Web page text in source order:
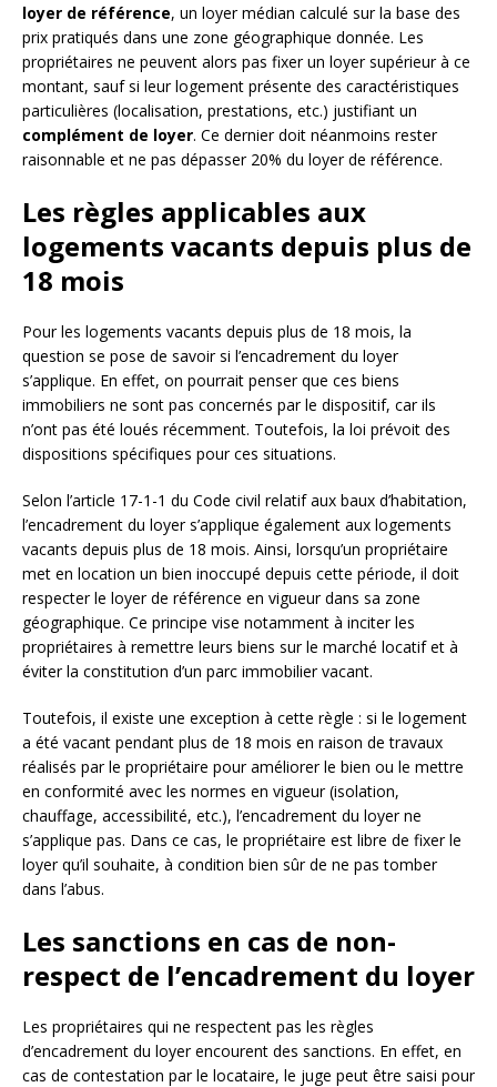
loyer de référence, un loyer médian calculé sur la base des
prix pratiqués dans une zone géographique donnée. Les
propriétaires ne peuvent alors pas fixer un loyer supérieur à ce
montant, sauf si leur logement présente des caractéristiques
particulières (localisation, prestations, etc.) justifiant un
complément de loyer. Ce dernier doit néanmoins rester
raisonnable et ne pas dépasser 20% du loyer de référence.
Les règles applicables aux
logements vacants depuis plus de
18 mois
Pour les logements vacants depuis plus de 18 mois, la
question se pose de savoir si l’encadrement du loyer
s’applique. En effet, on pourrait penser que ces biens
immobiliers ne sont pas concernés par le dispositif, car ils
n’ont pas été loués récemment. Toutefois, la loi prévoit des
dispositions spécifiques pour ces situations.
Selon l’article 17-1-1 du Code civil relatif aux baux d’habitation,
l’encadrement du loyer s’applique également aux logements
vacants depuis plus de 18 mois. Ainsi, lorsqu’un propriétaire
met en location un bien inoccupé depuis cette période, il doit
respecter le loyer de référence en vigueur dans sa zone
géographique. Ce principe vise notamment à inciter les
propriétaires à remettre leurs biens sur le marché locatif et à
éviter la constitution d’un parc immobilier vacant.
Toutefois, il existe une exception à cette règle : si le logement
a été vacant pendant plus de 18 mois en raison de travaux
réalisés par le propriétaire pour améliorer le bien ou le mettre
en conformité avec les normes en vigueur (isolation,
chauffage, accessibilité, etc.), l’encadrement du loyer ne
s’applique pas. Dans ce cas, le propriétaire est libre de fixer le
loyer qu’il souhaite, à condition bien sûr de ne pas tomber
dans l’abus.
Les sanctions en cas de non-
respect de l’encadrement du loyer
Les propriétaires qui ne respectent pas les règles
d’encadrement du loyer encourent des sanctions. En effet, en
cas de contestation par le locataire, le juge peut être saisi pour